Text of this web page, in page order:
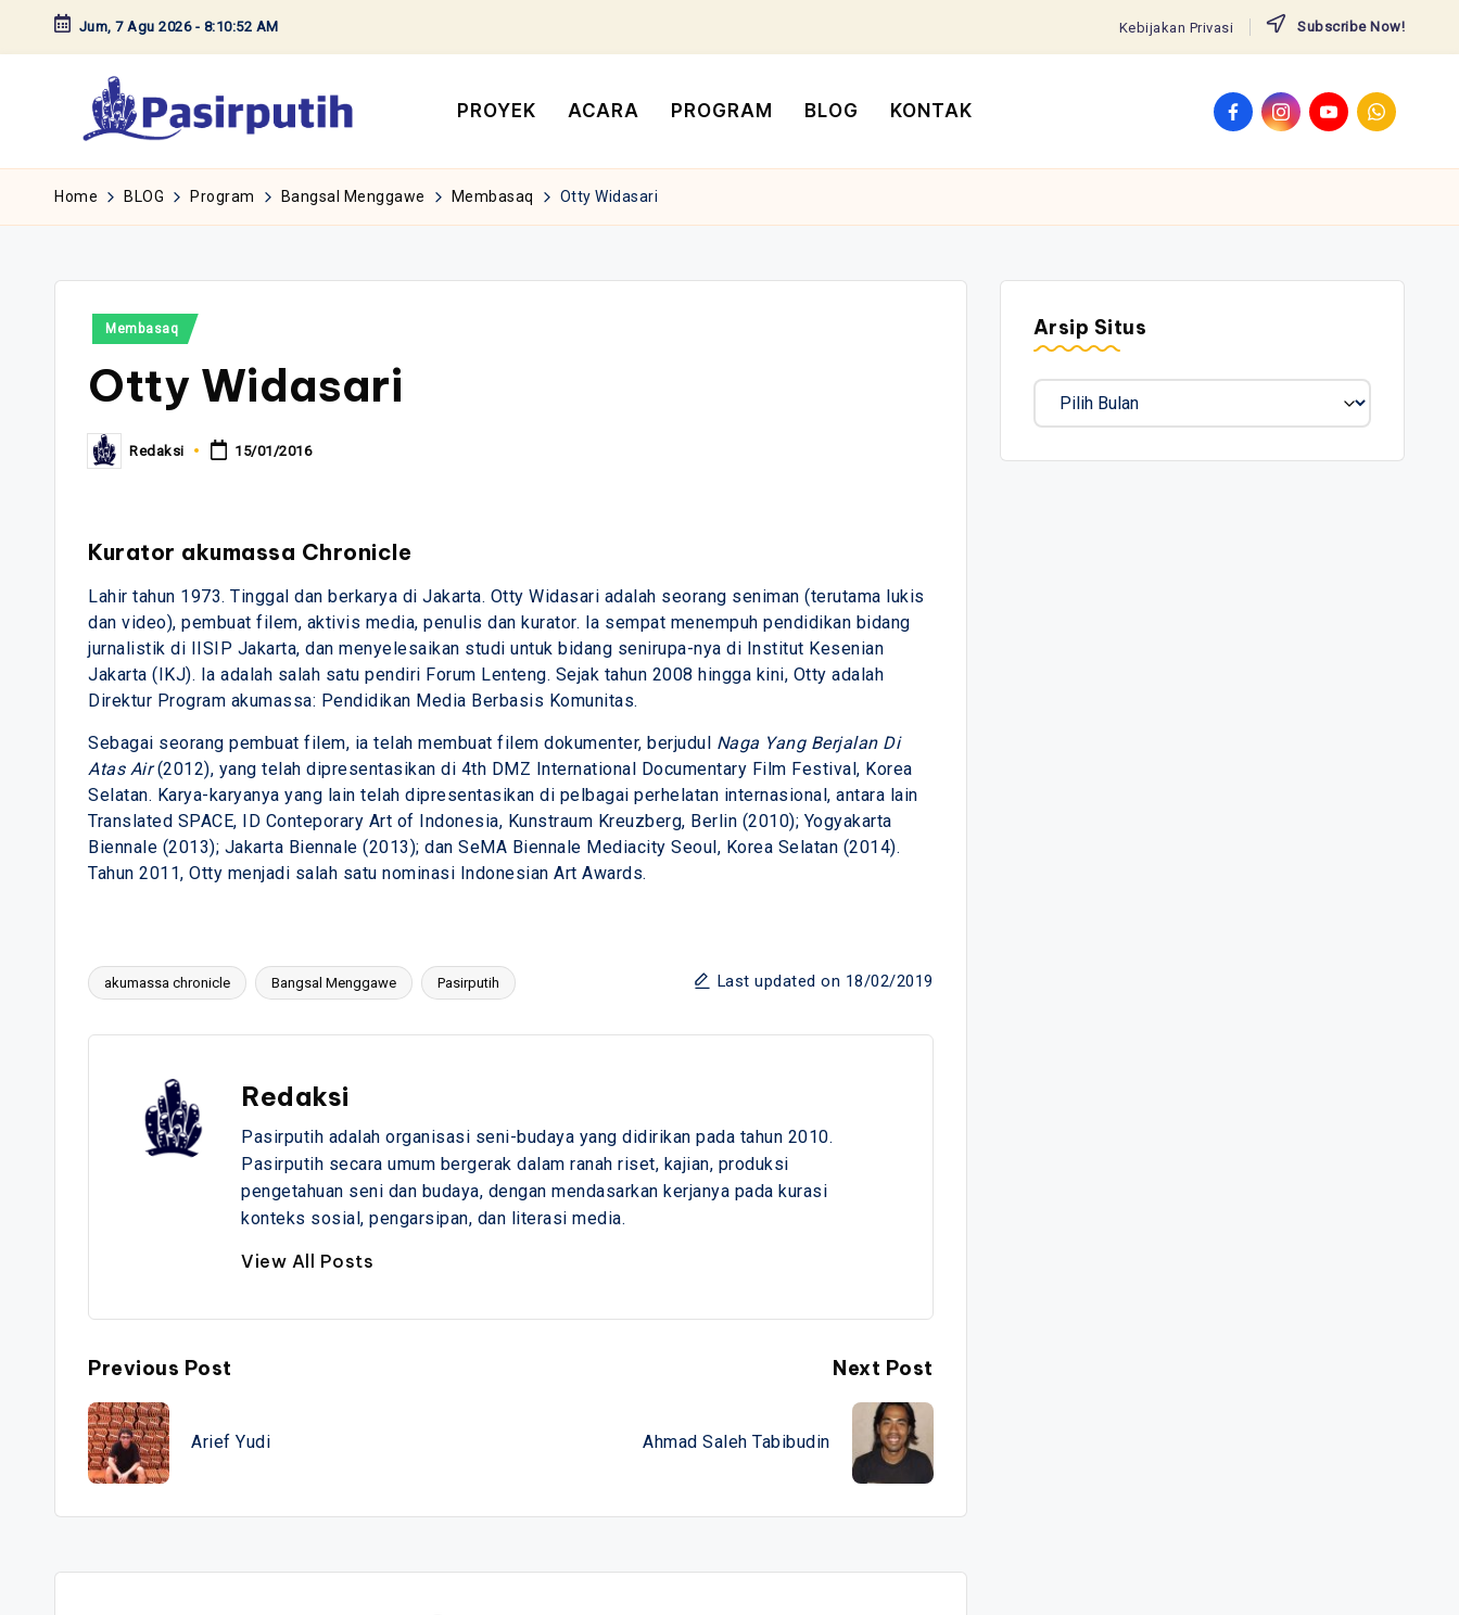
Skip
Jum, 7 Agu 2026- 8:10:53 AM Kebijakan Privasi Subscribe Now!
PROYEK ACARA PROGRAM BLOG KONTAK FacebookInstagram
YouTubeWhatsApp
Home BLOG Program Bangsal Menggawe Membasaq Otty Widasari
Posted
in
Membasaq
Otty Widasari
Posted
by
Redaksi 15/01/2016
Kurator akumassa Chronicle
Lahir tahun 1973. Tinggal dan berkarya di Jakarta. Otty Widasari adalah seorang seniman (terutama lukis
dan video), pembuat filem, aktivis media, penulis dan kurator. Ia sempat menempuh pendidikan bidang
jurnalistik di IISIP Jakarta, dan menyelesaikan studi untuk bidang senirupa-nya di Institut Kesenian
Jakarta (IKJ). Ia adalah salah satu pendiri Forum Lenteng. Sejak tahun 2008 hingga kini, Otty adalah
Direktur Program akumassa: Pendidikan Media Berbasis Komunitas.
Sebagai seorang pembuat filem, ia telah membuat filem dokumenter, berjudul Naga Yang Berjalan Di
Atas Air(2012), yang telah dipresentasikan di 4th DMZ International Documentary Film Festival, Korea
Selatan. Karya-karyanya yang lain telah dipresentasikan di pelbagai perhelatan internasional, antara lain
Translated SPACE, ID Conteporary Art of Indonesia, Kunstraum Kreuzberg, Berlin (2010); Yogyakarta
Biennale (2013); Jakarta Biennale (2013); dan SeMA Biennale Mediacity Seoul, Korea Selatan (2014).
Tahun 2011, Otty menjadi salah satu nominasi Indonesian Art Awards.
Tags:
akumassa chronicle Bangsal Menggawe Pasirputih Last updated on 18/02/2019
Redaksi
Pasirputih adalah organisasi seni-budaya yang didirikan pada tahun 2010.
Pasirputih secara umum bergerak dalam ranah riset, kajian, produksi
pengetahuan seni dan budaya, dengan mendasarkan kerjanya pada kurasi
konteks sosial, pengarsipan, dan literasi media.
View All Posts
Post
navigation
Previous Post
Arief Yudi
Next Post
Ahmad Saleh Tabibudin
Arsip Situs
Arsip
Situs